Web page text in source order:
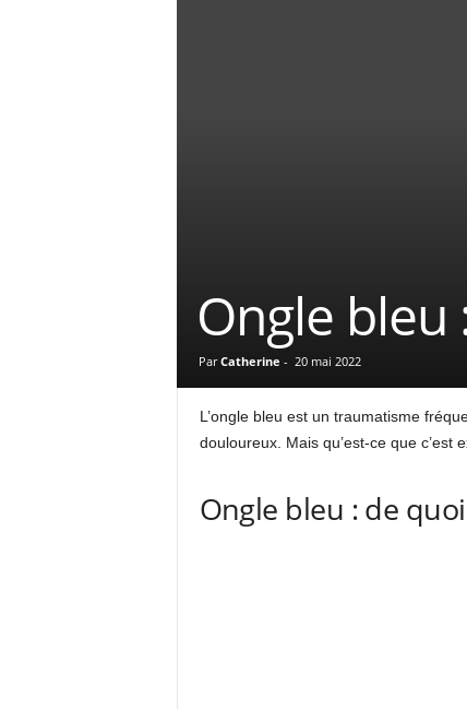
Ongle bleu
Par Catherine - 20 mai 2022
L’ongle bleu est un traumatisme
douloureux. Mais qu’est-ce que
Ongle bleu : de